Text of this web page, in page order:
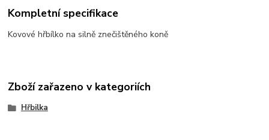
Kompletní specifikace
Kovové hřbílko na silně znečištěného koně
Zboží zařazeno v kategoriích
Hřbilka